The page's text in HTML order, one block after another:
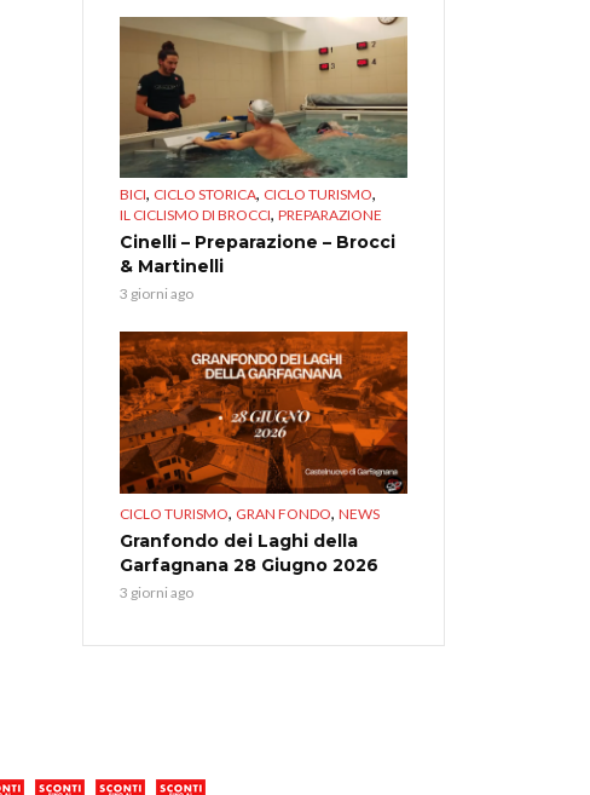
BICI, CICLO STORICA, CICLO TURISMO,
IL CICLISMO DI BROCCI, PREPARAZIONE
Cinelli – Preparazione – Brocci
& Martinelli
3 giorni ago
CICLO TURISMO, GRAN FONDO, NEWS
Granfondo dei Laghi della
Garfagnana 28 Giugno 2026
3 giorni ago